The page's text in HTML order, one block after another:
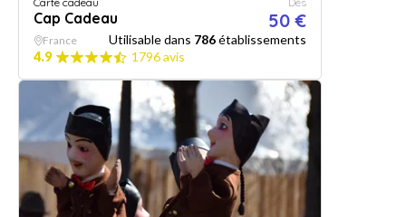
Cap Cadeau 50 €
France Utilisable dans 786établissements
4.9
1796 avis